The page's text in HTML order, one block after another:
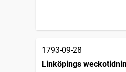
1793-09-28
Linköpings